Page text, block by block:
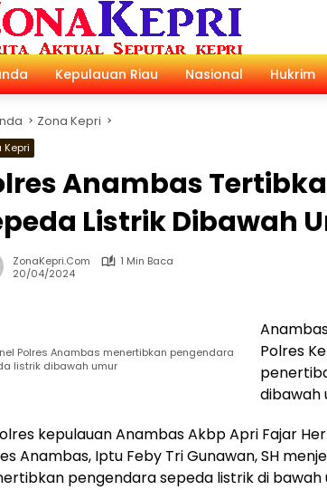
Kepulauan Riau Nasional Hukrim
Zona Kepri
Kepri
Anambas
Listrik Dibawah
ZonaKepri.com
1 Min Baca
20/04/2024
Polres Anambas menertibkan pengendara
listrik dibawah umur
Polres
dibawah
kepulauan Anambas Akbp Apri Fajar
Anambas, Iptu Feby Tri Gunawan, SH
pengendara sepeda listrik di bawah